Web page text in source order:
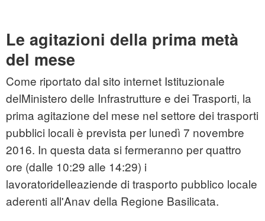
Le agitazioni della prima metà
del mese
Come riportato dal sito internet Istituzionale
delMinistero delle Infrastrutture e dei Trasporti, la
prima agitazione del mese nel settore dei trasporti
pubblici locali è prevista per lunedì 7 novembre
2016. In questa data si fermeranno per quattro
ore (dalle 10:29 alle 14:29) i
lavoratoridelleaziende di trasporto pubblico locale
aderenti all'Anav della Regione Basilicata.